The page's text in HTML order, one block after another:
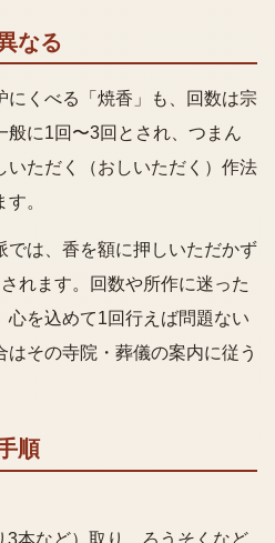
なる
にくべる「焼香」も、回数は宗
般に1回〜3回とされ、つまん
いただく（おしいただく）作法
。
では、香を額に押しいただかず
れます。回数や所作に迷った
心を込めて1回行えば問題ない
はその寺院・葬儀の案内に従う
順
3本など）取り、ろうそくなど